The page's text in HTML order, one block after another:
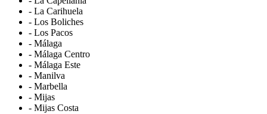
- La Carihuela
- Los Boliches
- Los Pacos
- Málaga
- Málaga Centro
- Málaga Este
- Manilva
- Marbella
- Mijas
- Mijas Costa